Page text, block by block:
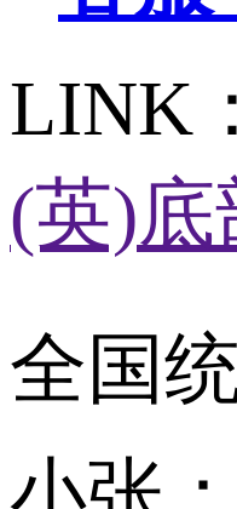
LINK
(英)底
全国